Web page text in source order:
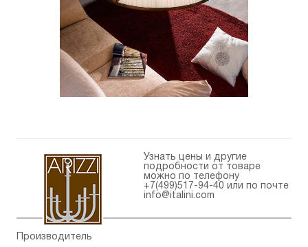
Узнать цены и другие
подробности от товаре
можно по телефону
+7(499)517-94-40 или по почте
info@italini.com
Производитель